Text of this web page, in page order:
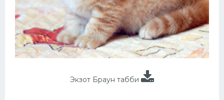
Экзот Браун табби